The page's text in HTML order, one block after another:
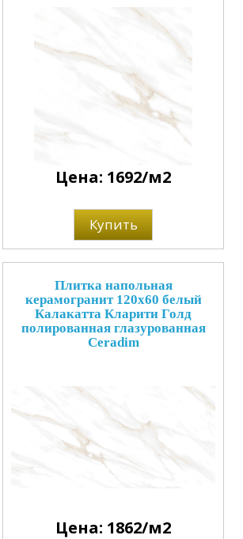
Цена: 1692/м2
Купить
Плитка напольная
керамогранит 120x60 белый
Калакатта Кларити Голд
полированная глазурованная
Ceradim
Цена: 1862/м2